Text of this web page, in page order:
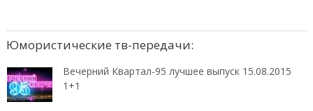
Юмористические тв-передачи:
Вечерний Квартал-95 лучшее выпуск 15.08.2015
1+1